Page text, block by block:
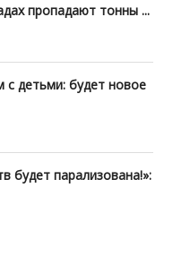
пропадают тонны ...
детьми: будет новое
будет парализована!»: